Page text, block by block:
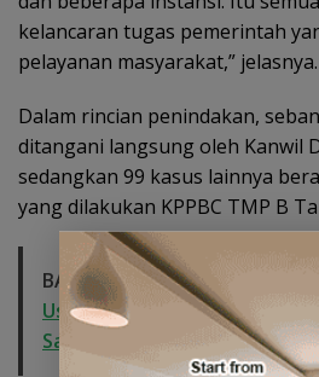
kelancaran tugas pemerintah
pelayanan masyarakat,” jelasnya.
Dalam rincian penindakan,
ditangani langsung oleh Kanwil
sedangkan 99 kasus lainnya
yang dilakukan KPPBC TMP B
BACA JUGA: Ministry of Padel
Usung Konsep Lifestyle Hub
Sauna dan Kolam Air Dingin